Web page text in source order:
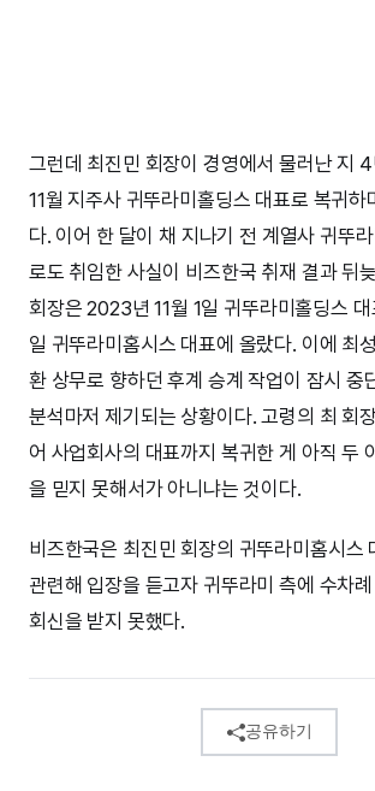
그런데 최진민 회장이 경영에서 물러난 지
11월 지주사 귀뚜라미홀딩스 대표로 복귀하
다. 이어 한 달이 채 지나기 전 계열사 귀뚜
로도 취임한 사실이 비즈한국 취재 결과 뒤
회장은 2023년 11월 1일 귀뚜라미홀딩스
일 귀뚜라미홈시스 대표에 올랐다. 이에 최
환 상무로 향하던 후계 승계 작업이 잠시 중
분석마저 제기되는 상황이다. 고령의 최 회
어 사업회사의 대표까지 복귀한 게 아직 두
을 믿지 못해서가 아니냐는 것이다.
비즈한국은 최진민 회장의 귀뚜라미홈시스
관련해 입장을 듣고자 귀뚜라미 측에 수차
회신을 받지 못했다.
공유하기